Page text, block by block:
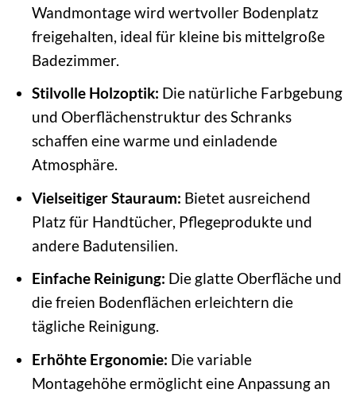
Wandmontage wird wertvoller Bodenplatz
freigehalten, ideal für kleine bis mittelgroße
Badezimmer.
Stilvolle Holzoptik: Die natürliche Farbgebung
und Oberflächenstruktur des Schranks
schaffen eine warme und einladende
Atmosphäre.
Vielseitiger Stauraum: Bietet ausreichend
Platz für Handtücher, Pflegeprodukte und
andere Badutensilien.
Einfache Reinigung: Die glatte Oberfläche und
die freien Bodenflächen erleichtern die
tägliche Reinigung.
Erhöhte Ergonomie: Die variable
Montagehöhe ermöglicht eine Anpassung an